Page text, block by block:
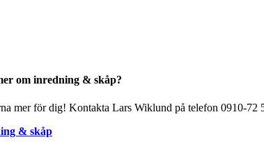
om inredning & skåp?
mer för dig! Kontakta Lars Wiklund på telefon 0910-72
& skåp